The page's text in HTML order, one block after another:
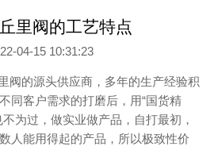
里阀的工艺特点
04-15 10:31:23
阀的源头供应商，多年的生产经验积
同客户需求的打磨后，用“国货精
为过，做实业做产品，自打最初，
人能用得起的产品，所以极致性价